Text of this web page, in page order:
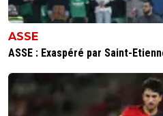
ASSE
ASSE : Exaspéré par Saint-